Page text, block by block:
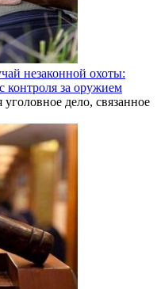
незаконной охоты:
контроля за оружием
дело, связанное